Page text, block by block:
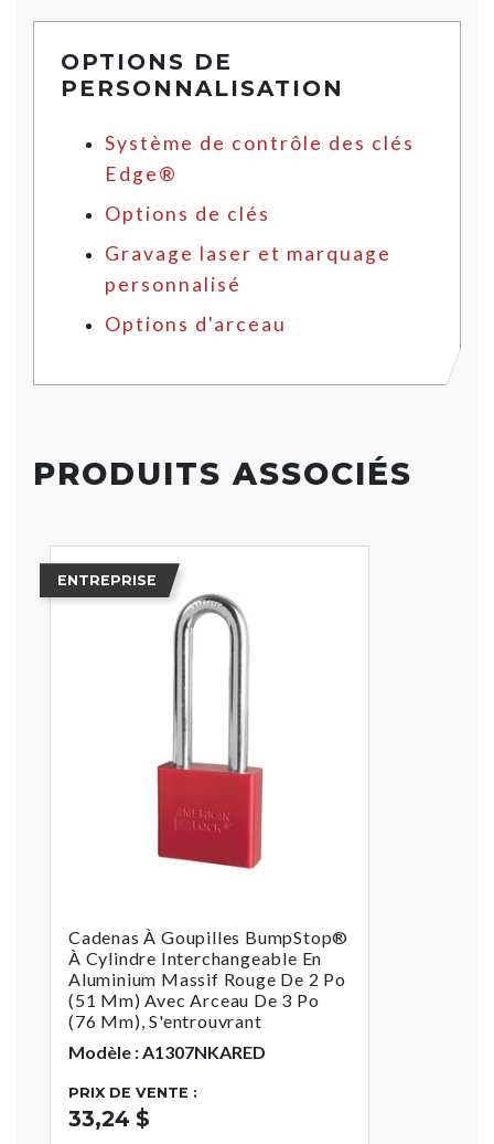
OPTIONS DE
PERSONNALISATION
Système de contrôle des clés
Edge®
Options de clés
Gravage laser et marquage
personnalisé
Options d'arceau
PRODUITS ASSOCIÉS
ENTREPRISE
Cadenas À Goupilles BumpStop®
À Cylindre Interchangeable En
Aluminium Massif Rouge De 2 Po
(51 Mm) Avec Arceau De 3 Po
(76 Mm), S'entrouvrant
Modèle : A1307NKARED
PRIX DE VENTE :
33,24 $